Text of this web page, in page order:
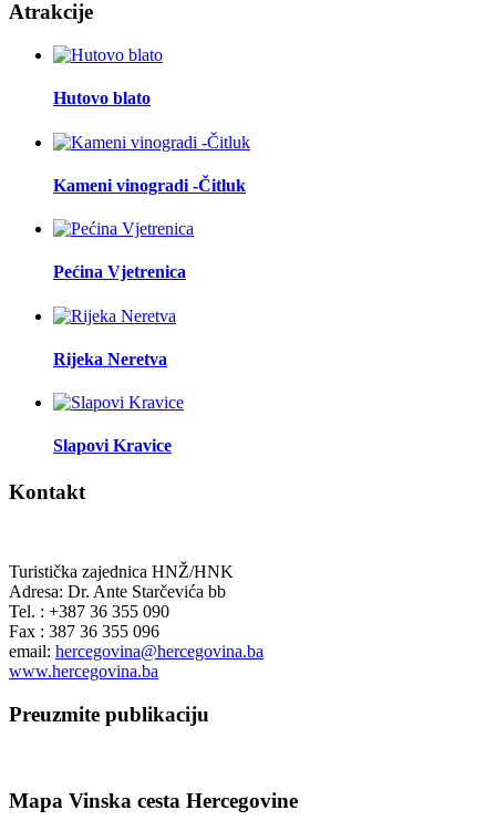
Atrakcije
Hutovo blato
Kameni vinogradi -Čitluk
Pećina Vjetrenica
Rijeka Neretva
Slapovi Kravice
Kontakt
Turistička zajednica HNŽ/HNK
Adresa: Dr. Ante Starčevića bb
Tel. : +387 36 355 090
Fax : 387 36 355 096
email: hercegovina@hercegovina.ba
www.hercegovina.ba
Preuzmite publikaciju
Mapa Vinska cesta Hercegovine